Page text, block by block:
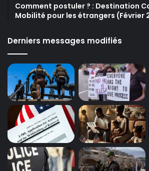
Comment postuler ? : Destination
Mobilité pour les étrangers (Février
Derniers messages modifiés